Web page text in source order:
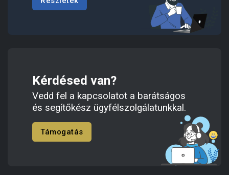
Kérdésed van?
Vedd fel a kapcsolatot a barátságos
és segítőkész ügyfélszolgálatunkkal.
Támogatás